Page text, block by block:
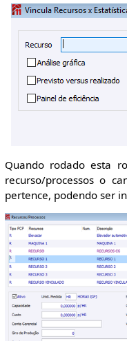
Quando rodado esta
recurso/processos o
pertence, podendo ser